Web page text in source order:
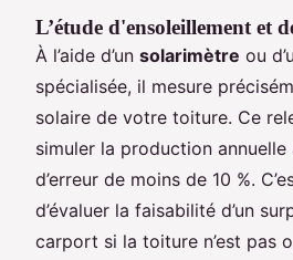
L’étude d'ensoleillement et
À l’aide d’un solarimètre ou
spécialisée, il mesure
solaire de votre toiture. Ce
simuler la production annuelle
d’erreur de moins de 10 %.
d’évaluer la faisabilité d’un
carport si la toiture n’est pas